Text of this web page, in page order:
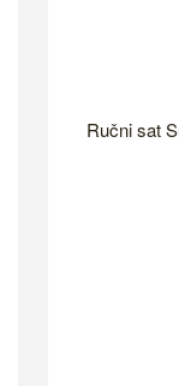
Ručni sat